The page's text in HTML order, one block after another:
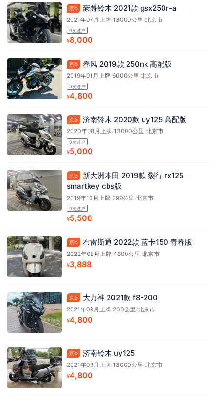
京b 豪爵铃木 2021款 gsx250r-a
2021年07月上牌/13000公里 /北京市
0次过户
¥8,000
京b 春风 2019款 250nk 高配版
2019年01月上牌/6000公里 /北京市
0次过户
¥4,800
京b 济南铃木 2020款 uy125 高配版
2020年08月上牌/13000公里/北京市
0次过户
¥5,000
京b
新大洲本田 2019款 裂行 rx125
smartkey cbs版
2019年10月上牌/299公里/北京市
0次过户
¥5,500
京b 布雷斯通 2022款 蓝卡150 青春版
2022年08月上牌/4600公里/北京市
¥3,888
京b 大力神 2021款 f8-200
2021年09月上牌/200公里/北京市
¥4,800
京b 济南铃木 uy125
2021年09月上牌/13000公里/北京市
¥4,800